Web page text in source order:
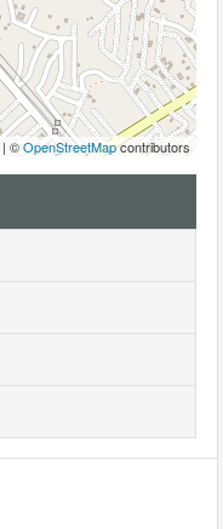
| ©OpenStreetMapcontributors